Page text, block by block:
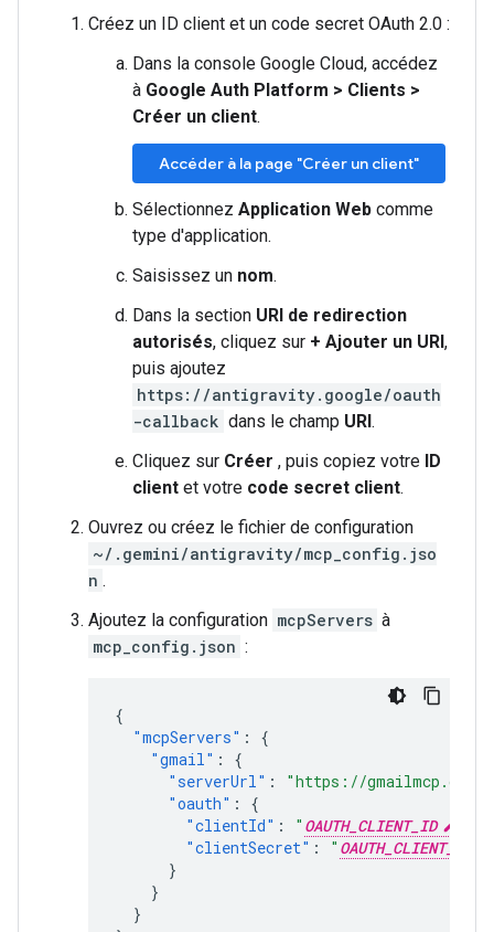
Créez un ID client et un code secret OAuth 2.0 :
Dans la console Google Cloud, accédez
à Google Auth Platform > Clients >
Créer un client.
Accéder à la page "Créer un client"
Sélectionnez Application Web comme
type d'application.
Saisissez un nom.
Dans la section URI de redirection
autorisés, cliquez sur + Ajouter un URI,
puis ajoutez
https://antigravity.google/oauth
-callback dans le champ URI.
Cliquez sur Créer , puis copiez votre ID
client et votre code secret client.
Ouvrez ou créez le fichier de configuration
~/.gemini/antigravity/mcp_config.jso
n .
Ajoutez la configuration mcpServers à
mcp_config.json :
{
"mcpServers" :
{
"gmail" :
{
"serverUrl" :
"https://
"oauth" :
{
"clientId" : " OAUTH_CLIENT_ID
"clientSecret" : "
}
}
}